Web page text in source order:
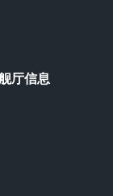
厅信息